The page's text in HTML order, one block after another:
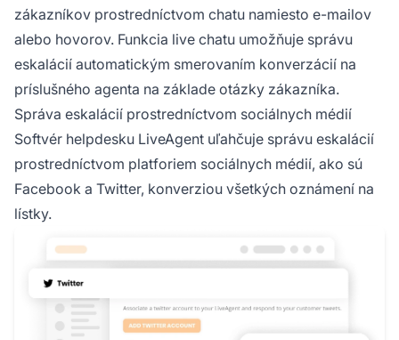
zákazníkov prostredníctvom chatu namiesto e-mailov
alebo hovorov. Funkcia live chatu umožňuje správu
eskalácií automatickým smerovaním konverzácií na
príslušného agenta na základe otázky zákazníka.
Správa eskalácií prostredníctvom sociálnych médií
Softvér helpdesku LiveAgent uľahčuje správu eskalácií
prostredníctvom platforiem sociálnych médií, ako sú
Facebook a Twitter, konverziou všetkých oznámení na
lístky.